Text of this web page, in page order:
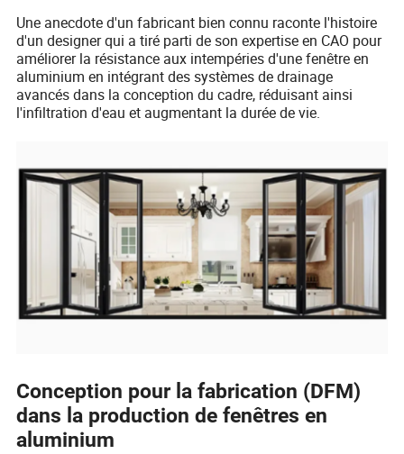
Une anecdote d'un fabricant bien connu raconte l'histoire
d'un designer qui a tiré parti de son expertise en CAO pour
améliorer la résistance aux intempéries d'une fenêtre en
aluminium en intégrant des systèmes de drainage
avancés dans la conception du cadre, réduisant ainsi
l'infiltration d'eau et augmentant la durée de vie.
Conception pour la fabrication (DFM)
dans la production de fenêtres en
aluminium